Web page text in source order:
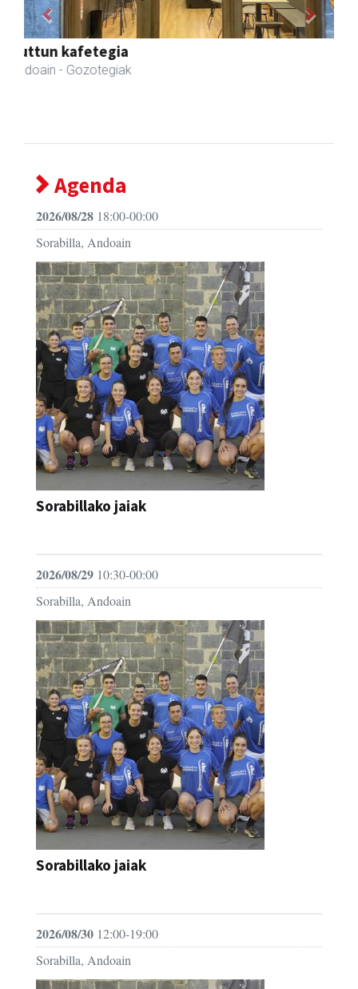
Urrats inprimategia
Andoain - Inprimategiak
Previous Next
Agenda
2026/08/28 18:00-00:00
Sorabilla, Andoain
Sorabillako jaiak
2026/08/29 10:30-00:00
Sorabilla, Andoain
Sorabillako jaiak
2026/08/30 12:00-19:00
Sorabilla, Andoain